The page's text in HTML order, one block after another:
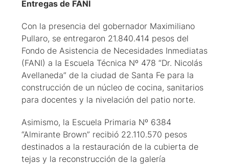
Entregas de FANI
Con la presencia del gobernador Maximiliano
Pullaro, se entregaron 21.840.414 pesos del
Fondo de Asistencia de Necesidades Inmediatas
(FANI) a la Escuela Técnica Nº 478 “Dr. Nicolás
Avellaneda” de la ciudad de Santa Fe para la
construcción de un núcleo de cocina, sanitarios
para docentes y la nivelación del patio norte.
Asimismo, la Escuela Primaria Nº 6384
“Almirante Brown” recibió 22.110.570 pesos
destinados a la restauración de la cubierta de
tejas y la reconstrucción de la galería